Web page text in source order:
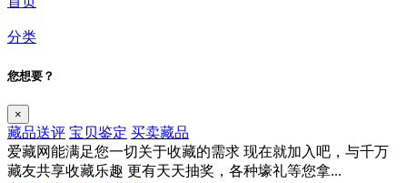
分类
您想要？
×
藏品送评 宝贝鉴定 买卖藏品
爱藏网能满足您一切关于收藏的需求 现在就加入吧，与千万
藏友共享收藏乐趣 更有天天抽奖，各种壕礼等您拿...